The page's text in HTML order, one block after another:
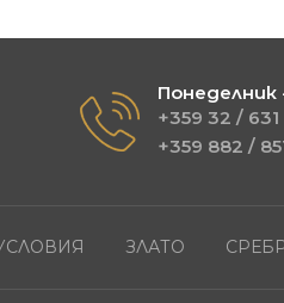
Понеделник
+359 32 / 631
+359 882 /
ЗЛАТО